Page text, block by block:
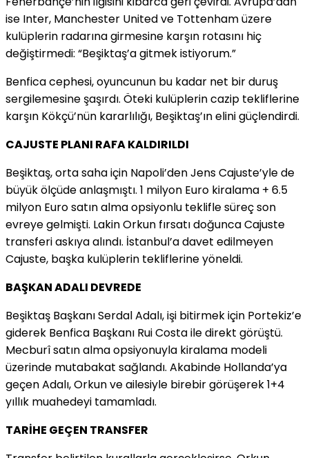
ise Inter, Manchester United ve Tottenham üzere
kulüplerin radarına girmesine karşın rotasını hiç
değiştirmedi: “Beşiktaş’a gitmek istiyorum.”
Benfica cephesi, oyuncunun bu kadar net bir duruş
sergilemesine şaşırdı. Öteki kulüplerin cazip tekliflerine
karşın Kökçü’nün kararlılığı, Beşiktaş’ın elini güçlendirdi.
CAJUSTE PLANI RAFA KALDIRILDI
Beşiktaş, orta saha için Napoli’den Jens Cajuste’yle de
büyük ölçüde anlaşmıştı. 1 milyon Euro kiralama + 6.5
milyon Euro satın alma opsiyonlu teklifle süreç son
evreye gelmişti. Lakin Orkun fırsatı doğunca Cajuste
transferi askıya alındı. İstanbul’a davet edilmeyen
Cajuste, başka kulüplerin tekliflerine yöneldi.
BAŞKAN ADALI DEVREDE
Beşiktaş Başkanı Serdal Adalı, işi bitirmek için Portekiz’e
giderek Benfica Başkanı Rui Costa ile direkt görüştü.
Mecburî satın alma opsiyonuyla kiralama modeli
üzerinde mutabakat sağlandı. Akabinde Hollanda’ya
geçen Adalı, Orkun ve ailesiyle birebir görüşerek 1+4
yıllık muahedeyi tamamladı.
TARİHE GEÇEN TRANSFER